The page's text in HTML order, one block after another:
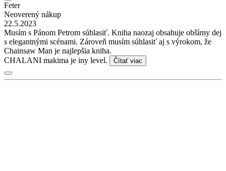
Feter
Neoverený nákup
22.5.2023
Musím s Pánom Petrom súhlasiť. Kniha naozaj obsahuje obšírny dej
s elegantnými scénami. Zároveň musím súhlasiť aj s výrokom, že
Chainsaw Man je najlepšia kniha.
CHALANI makima je iny level.
Čítať viac